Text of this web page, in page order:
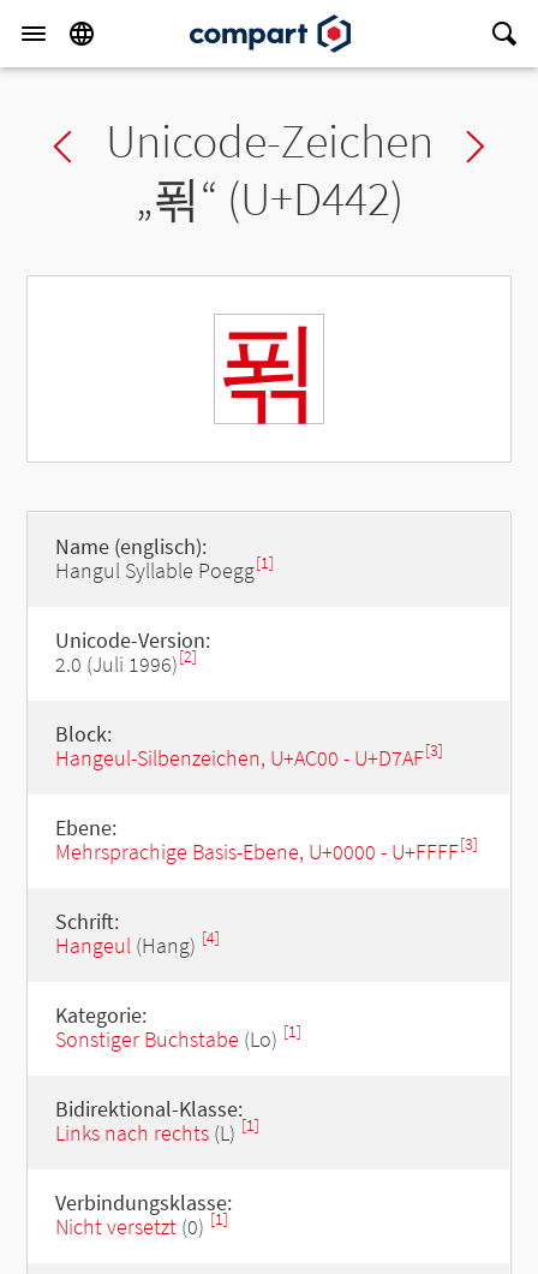
Previous char
Unicode-Zeichen
„푂“ (U+D442)
푂
Name (englisch):
Hangul Syllable Poegg[1]
Unicode-Version:
2.0 (Juli 1996)[2]
Block:
Hangeul-Silbenzeichen, U+AC00 - U+D7AF[3]
Ebene:
Mehrsprachige Basis-Ebene, U+0000 - U+FFFF[3]
Schrift:
Hangeul(Hang) [4]
Kategorie:
Sonstiger Buchstabe (Lo) [1]
Bidirektional-Klasse:
Links nach rechts(L) [1]
Verbindungsklasse:
Nicht versetzt(0) [1]